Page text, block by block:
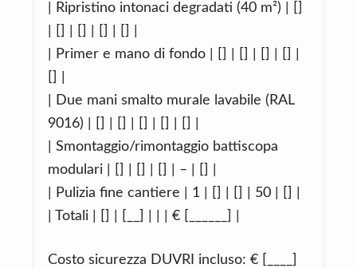
| Ripristino intonaci degradati (40 m²) | []
| Primer e mano di fondo | [] | [] | [] | [] |
| Due mani smalto murale lavabile (RAL
9016) | [] | [] | [] | [] | [] |
| Smontaggio/rimontaggio battiscopa
modulari | [] | [] | [] | – | [] |
| Pulizia fine cantiere | 1 | [] | [] | 50 | [] |
| Totali | [] | [__] | | | € [______] |
Costo sicurezza DUVRI incluso: € [____]